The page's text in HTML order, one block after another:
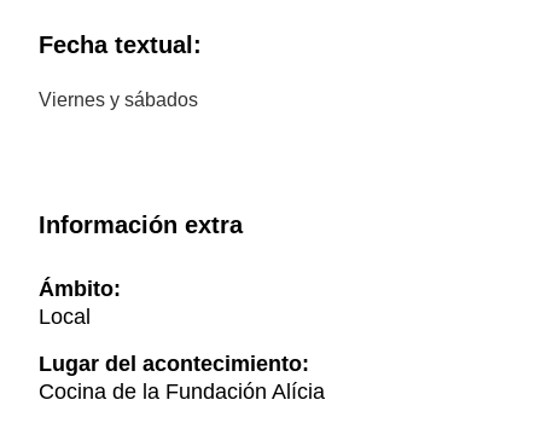
Fecha textual:
Viernes y sábados
Información extra
Ámbito:
Local
Lugar del acontecimiento:
Cocina de la Fundación Alícia